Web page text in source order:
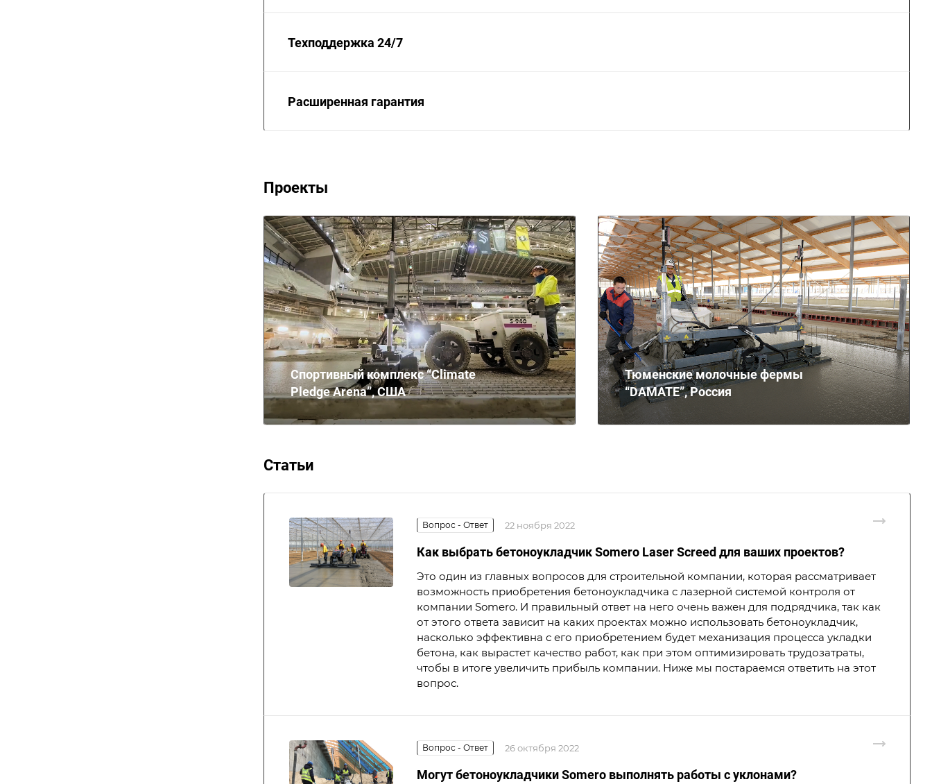
Техподдержка 24/7
Расширенная гарантия
Проекты
Спортивный комплекс “Climate
Pledge Arena”, США
Тюменские молочные фермы
“DAMATE”, Россия
Статьи
Вопрос - Ответ 22 ноября 2022
Как выбрать бетоноукладчик Somero Laser Screed для ваших проектов?
Это один из главных вопросов для строительной компании, которая рассматривает
возможность приобретения бетоноукладчика с лазерной системой контроля от
компании Somero. И правильный ответ на него очень важен для подрядчика, так как
от этого ответа зависит на каких проектах можно использовать бетоноукладчик,
насколько эффективна с его приобретением будет механизация процесса укладки
бетона, как вырастет качество работ, как при этом оптимизировать трудозатраты,
чтобы в итоге увеличить прибыль компании. Ниже мы постараемся ответить на этот
вопрос.
Вопрос - Ответ 26 октября 2022
Могут бетоноукладчики Somero выполнять работы с уклонами?